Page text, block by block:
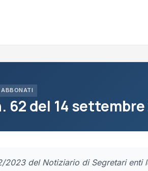
ABBONATI
62 del 14 settembre
2023 del Notiziario di Segretari enti